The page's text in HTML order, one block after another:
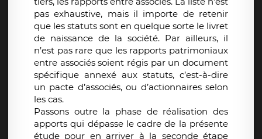
pas exhaustive, mais il importe de retenir
que les statuts sont en quelque sorte le livret
de naissance de la société. Par ailleurs, il
n’est pas rare que les rapports patrimoniaux
entre associés soient régis par un document
spécifique annexé aux statuts, c’est-à-dire
un pacte d’associés, ou d’actionnaires selon
les cas.
Passons outre la phase de réalisation des
apports qui dépasse le cadre de la présente
étude pour en arriver à la seconde étape